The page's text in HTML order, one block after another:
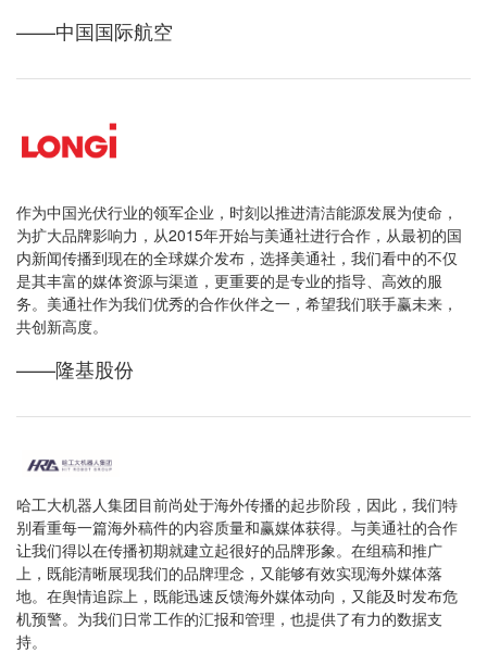
——中国国际航空
作为中国光伏行业的领军企业，时刻以推进清洁能源发展为使命，
为扩大品牌影响力，从2015年开始与美通社进行合作，从最初的国
内新闻传播到现在的全球媒介发布，选择美通社，我们看中的不仅
是其丰富的媒体资源与渠道，更重要的是专业的指导、高效的服
务。美通社作为我们优秀的合作伙伴之一，希望我们联手赢未来，
共创新高度。
——隆基股份
哈工大机器人集团目前尚处于海外传播的起步阶段，因此，我们特
别看重每一篇海外稿件的内容质量和赢媒体获得。与美通社的合作
让我们得以在传播初期就建立起很好的品牌形象。在组稿和推广
上，既能清晰展现我们的品牌理念，又能够有效实现海外媒体落
地。在舆情追踪上，既能迅速反馈海外媒体动向，又能及时发布危
机预警。为我们日常工作的汇报和管理，也提供了有力的数据支
持。